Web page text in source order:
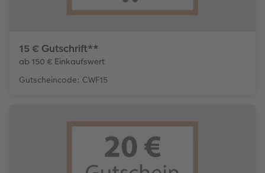
15 € Gutschrift**
ab 150 € Einkaufswert
Gutscheincode: CWF15